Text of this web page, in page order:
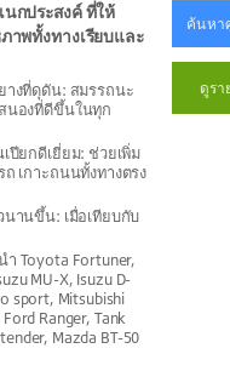
นกประสงค์ ที่ให้
าพทั้งทางเรียบและ
งที่ดุดัน: สมรรถนะ
นองที่ดีขึ้นในทุก
ปียกดีเยี่ยม: ช่วยเพิ่ม
เกาะถนนทั้งทางตรง
านขึ้น: เมื่อเทียบกับ
Toyota Fortuner,
MU-X, Isuzu D-
sport, Mitsubishi
Ranger, Tank
Mazda BT-50
ค้นหา
ดูรา